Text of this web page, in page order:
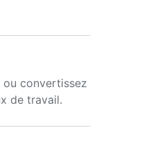
convertissez
de travail.